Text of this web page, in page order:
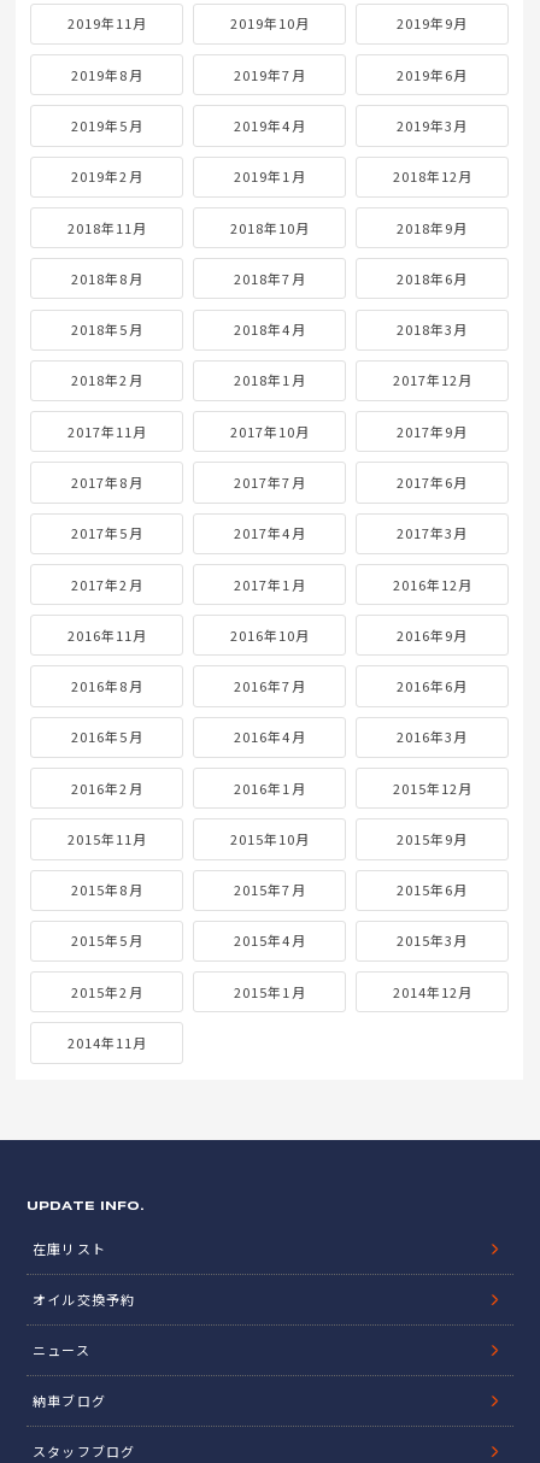
2019年11月 2019年10月 2019年9月
2019年8月 2019年7月 2019年6月
2019年5月 2019年4月 2019年3月
2019年2月 2019年1月 2018年12月
2018年11月 2018年10月 2018年9月
2018年8月 2018年7月 2018年6月
2018年5月 2018年4月 2018年3月
2018年2月 2018年1月 2017年12月
2017年11月 2017年10月 2017年9月
2017年8月 2017年7月 2017年6月
2017年5月 2017年4月 2017年3月
2017年2月 2017年1月 2016年12月
2016年11月 2016年10月 2016年9月
2016年8月 2016年7月 2016年6月
2016年5月 2016年4月 2016年3月
2016年2月 2016年1月 2015年12月
2015年11月 2015年10月 2015年9月
2015年8月 2015年7月 2015年6月
2015年5月 2015年4月 2015年3月
2015年2月 2015年1月 2014年12月
2014年11月
UPDATE INFO.
在庫リスト
オイル交換予約
ニュース
納車ブログ
スタッフブログ